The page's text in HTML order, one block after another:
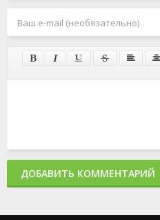
ДОБАВИТЬ КОММЕНТАРИЙ